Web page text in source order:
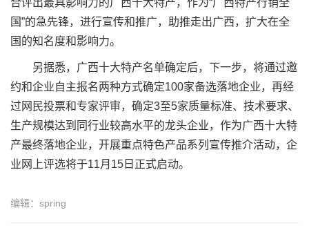
合评出最具影响力的广西十大特产，作为“广西特产行销全
国”的急先锋，进行宣传和推广，助推走出广西，扩大在全
国的知名度和影响力。
另据悉，广西十大特产名单确定后，下一步，将通过邀
约和企业自主报名两种方式确定100家备选落地企业，再经
过网民投票和专家评审，确定3至5家质量标准、技术要求、
生产规模达到同行业较高水平的龙头企业，作为广西十大特
产最终落地企业，开展重点特色产品系列宣传推介活动，企
业网上评选将于11月15日正式启动。
编辑：spring